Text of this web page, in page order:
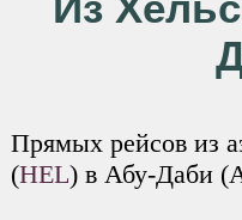
Прямых рейсов из
(HEL) в Абу-Даби